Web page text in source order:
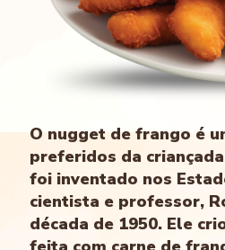
O nugget de frango é
preferidos da
foi inventado nos
cientista e professor,
década de 1950. Ele